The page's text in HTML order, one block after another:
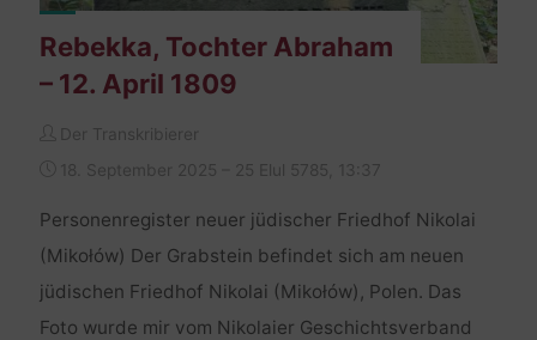
Rebekka, Tochter Abraham
– 12. April 1809
Der Transkribierer
18. September 2025 – 25 Elul 5785, 13:37
Personenregister neuer jüdischer Friedhof Nikolai
(Mikołów) Der Grabstein befindet sich am neuen
jüdischen Friedhof Nikolai (Mikołów), Polen. Das
Foto wurde mir vom Nikolaier Geschichtsverband